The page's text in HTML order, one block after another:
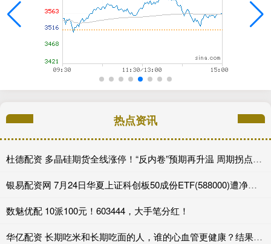
热点资讯
杜德配资 多晶硅期货全线涨停！“反内卷”预期再升温 周期拐点来了？
银易配资网 7月24日华夏上证科创板50成份ETF(588000)遭净赎回11.07亿元, 位居当日股票ETF净流出排名2/1273
数魅优配 10派100元！603444，大手笔分红！
华亿配资 长期吃米和长期吃面的人，谁的心血管更健康？结果出乎意料